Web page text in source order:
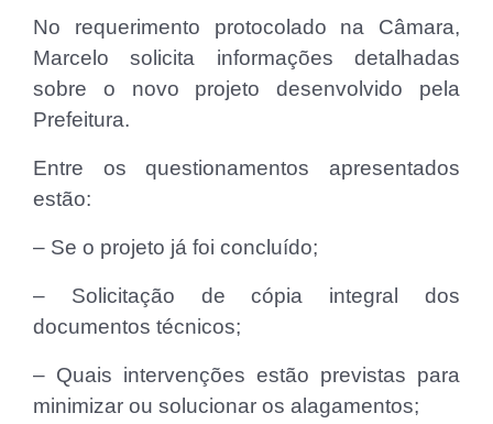
No requerimento protocolado na Câmara,
Marcelo solicita informações detalhadas
sobre o novo projeto desenvolvido pela
Prefeitura.
Entre os questionamentos apresentados
estão:
– Se o projeto já foi concluído;
– Solicitação de cópia integral dos
documentos técnicos;
– Quais intervenções estão previstas para
minimizar ou solucionar os alagamentos;